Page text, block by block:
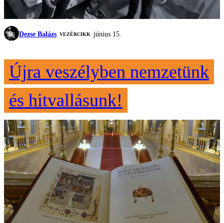
Dezse Balázs VEZÉRCIKK június 15.
Újra veszélyben nemzetünk
és hitvallásunk!